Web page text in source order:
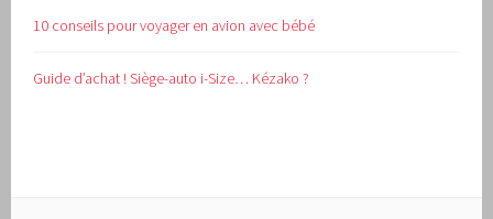
10 conseils pour voyager en avion avec bébé
Guide d’achat !Siège-auto i-Size… Kézako ?